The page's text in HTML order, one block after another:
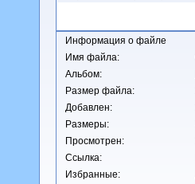
Информация о файле
Имя файла:
Альбом:
Размер файла:
Добавлен:
Размеры:
Просмотрен:
Ссылка:
Избранные: